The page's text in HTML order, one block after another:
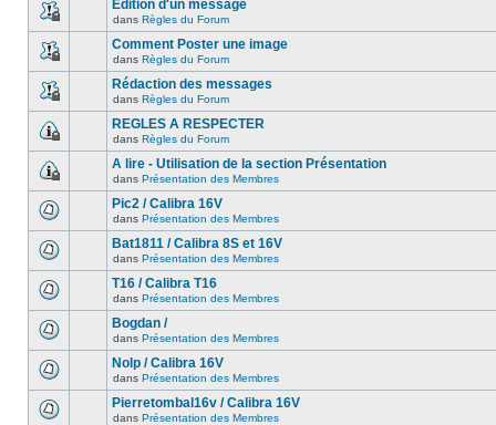
Edition d'un message
dans Règles du Forum
Comment Poster une image
dans Règles du Forum
Rédaction des messages
dans Règles du Forum
REGLES A RESPECTER
dans Règles du Forum
A lire - Utilisation de la section Présentation
dans Présentation des Membres
Pic2 / Calibra 16V
dans Présentation des Membres
Bat1811 / Calibra 8S et 16V
dans Présentation des Membres
T16 / Calibra T16
dans Présentation des Membres
Bogdan /
dans Présentation des Membres
Nolp / Calibra 16V
dans Présentation des Membres
Pierretombal16v / Calibra 16V
dans Présentation des Membres